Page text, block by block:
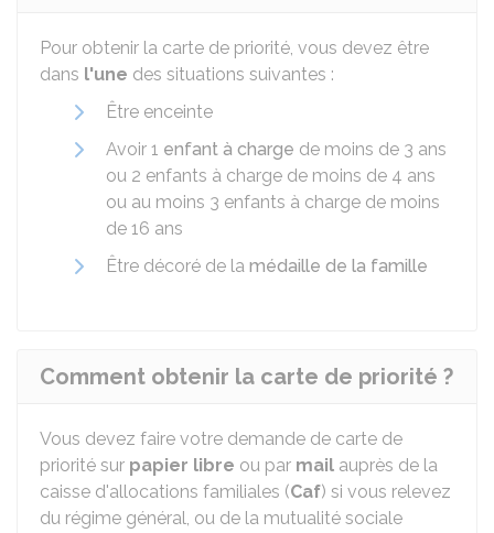
Pour obtenir la carte de priorité, vous devez être
dans l'une des situations suivantes :
Être enceinte
Avoir 1 enfant à charge de moins de 3 ans
ou 2 enfants à charge de moins de 4 ans
ou au moins 3 enfants à charge de moins
de 16 ans
Être décoré de la médaille de la famille
Comment obtenir la carte de priorité ?
Vous devez faire votre demande de carte de
priorité sur papier libre ou par mail auprès de la
caisse d'allocations familiales (Caf) si vous relevez
du régime général, ou de la mutualité sociale